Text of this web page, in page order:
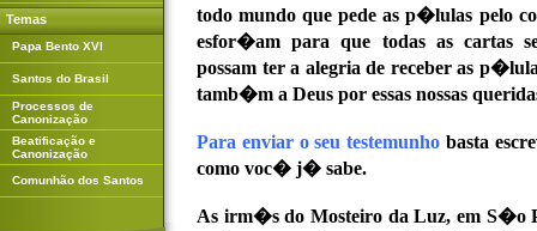
Temas
Papa Bento XVI
Santos do Brasil
Processos de
Canonização
Beatificação e
Canonização
Comunhão dos Santos
todo mundo que pede as p�lulas pelo
esfor�am para que todas as cartas
possam ter a alegria de receber as
tamb�m a Deus por essas nossas
Para enviar o seu testemunho basta
como voc� j� sabe.
As irm�s do Mosteiro da Luz, em S�o